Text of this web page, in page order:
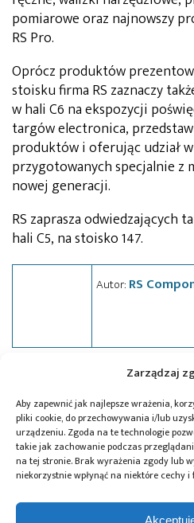
Zarządzaj
Aby zapewnić jak najlepsze wrażenia,
pliki cookie, do przechowywania i/lub
urządzeniu. Zgoda na te technologie
takie jak zachowanie podczas
na tej stronie. Brak wyrażenia zgody lub
niekorzystnie wpłynąć na niektóre cechy i
pomiarowe oraz najnowszy
RS Pro.
Oprócz produktów
stoisku firma RS zaznaczy
w hali C6 na ekspozycji
targów electronica,
produktów i oferując udział
przygotowanych specjalnie z
nowej generacji.
RS zaprasza odwiedzających
hali C5, na stoisko 147.
Autor: RS
news,RS
wydarzenie
Przeczytaj również: